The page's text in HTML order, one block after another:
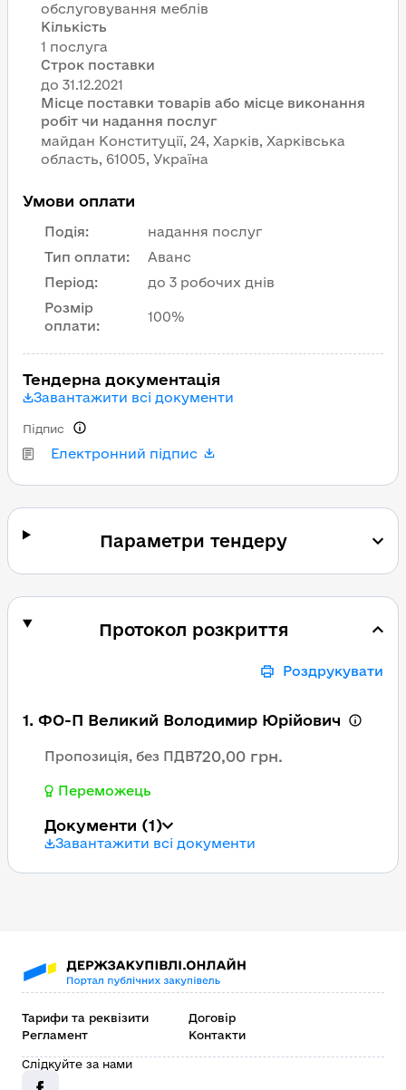
обслуговування меблів
Кількість
1 послуга
Строк поставки
Місце поставки товарів або місце виконання
робіт чи надання послуг
майдан Конституції, 24, Харків, Харківська
область, 61005, Україна
Умови оплати
Подія:
надання послуг
Тип оплати:
Аванс
Період:
до 3 робочих днів
Розмір
оплати:
100%
Тендерна документація
Завантажити всі документи
Електронний підпис
Підпис
Параметри тендеру
Протокол розкриття
Роздрукувати
1. ФО-П Великий Володимир Юрійович
Пропозиція, без ПДВ720,00 грн.
Переможець
Документи (1)
Завантажити всі документи
Тарифи та реквізити
Договір
Регламент
Контакти
Слідкуйте за нами